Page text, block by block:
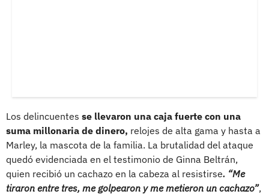
Los delincuentes se llevaron una caja fuerte con una
suma millonaria de dinero, relojes de alta gama y hasta a
Marley, la mascota de la familia. La brutalidad del ataque
quedó evidenciada en el testimonio de Ginna Beltrán,
quien recibió un cachazo en la cabeza al resistirse. “Me
tiraron entre tres, me golpearon y me metieron un cachazo”,